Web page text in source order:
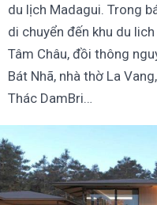
du lịch Madagui. Trong
di chuyển đến khu du
Tâm Châu, đồi thông
Bát Nhã, nhà thờ La
Thác DamBri…